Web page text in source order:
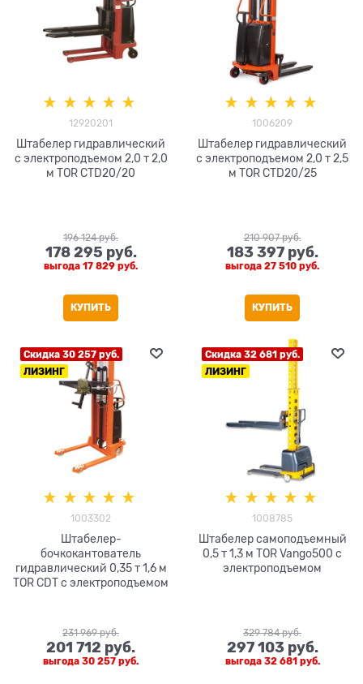
12920201
Штабелер гидравлический
с электроподъемом 2,0 т 2,0
м TOR CTD20/20
196 124 руб.
178 295 руб.
выгода 17 829 руб.
КУПИТЬ
1006209
Штабелер гидравлический
с электроподъемом 2,0 т 2,5
м TOR CTD20/25
210 907 руб.
183 397 руб.
выгода 27 510 руб.
КУПИТЬ
Скидка 30 257 руб.
ЛИЗИНГ
1003302
Штабелер-
бочкокантователь
гидравлический 0,35 т 1,6 м
TOR CDT с электроподъемом
231 969 руб.
201 712 руб.
выгода 30 257 руб.
Скидка 32 681 руб.
ЛИЗИНГ
1008785
Штабелер самоподъемный
0,5 т 1,3 м TOR Vango500 с
электроподъемом
329 784 руб.
297 103 руб.
выгода 32 681 руб.